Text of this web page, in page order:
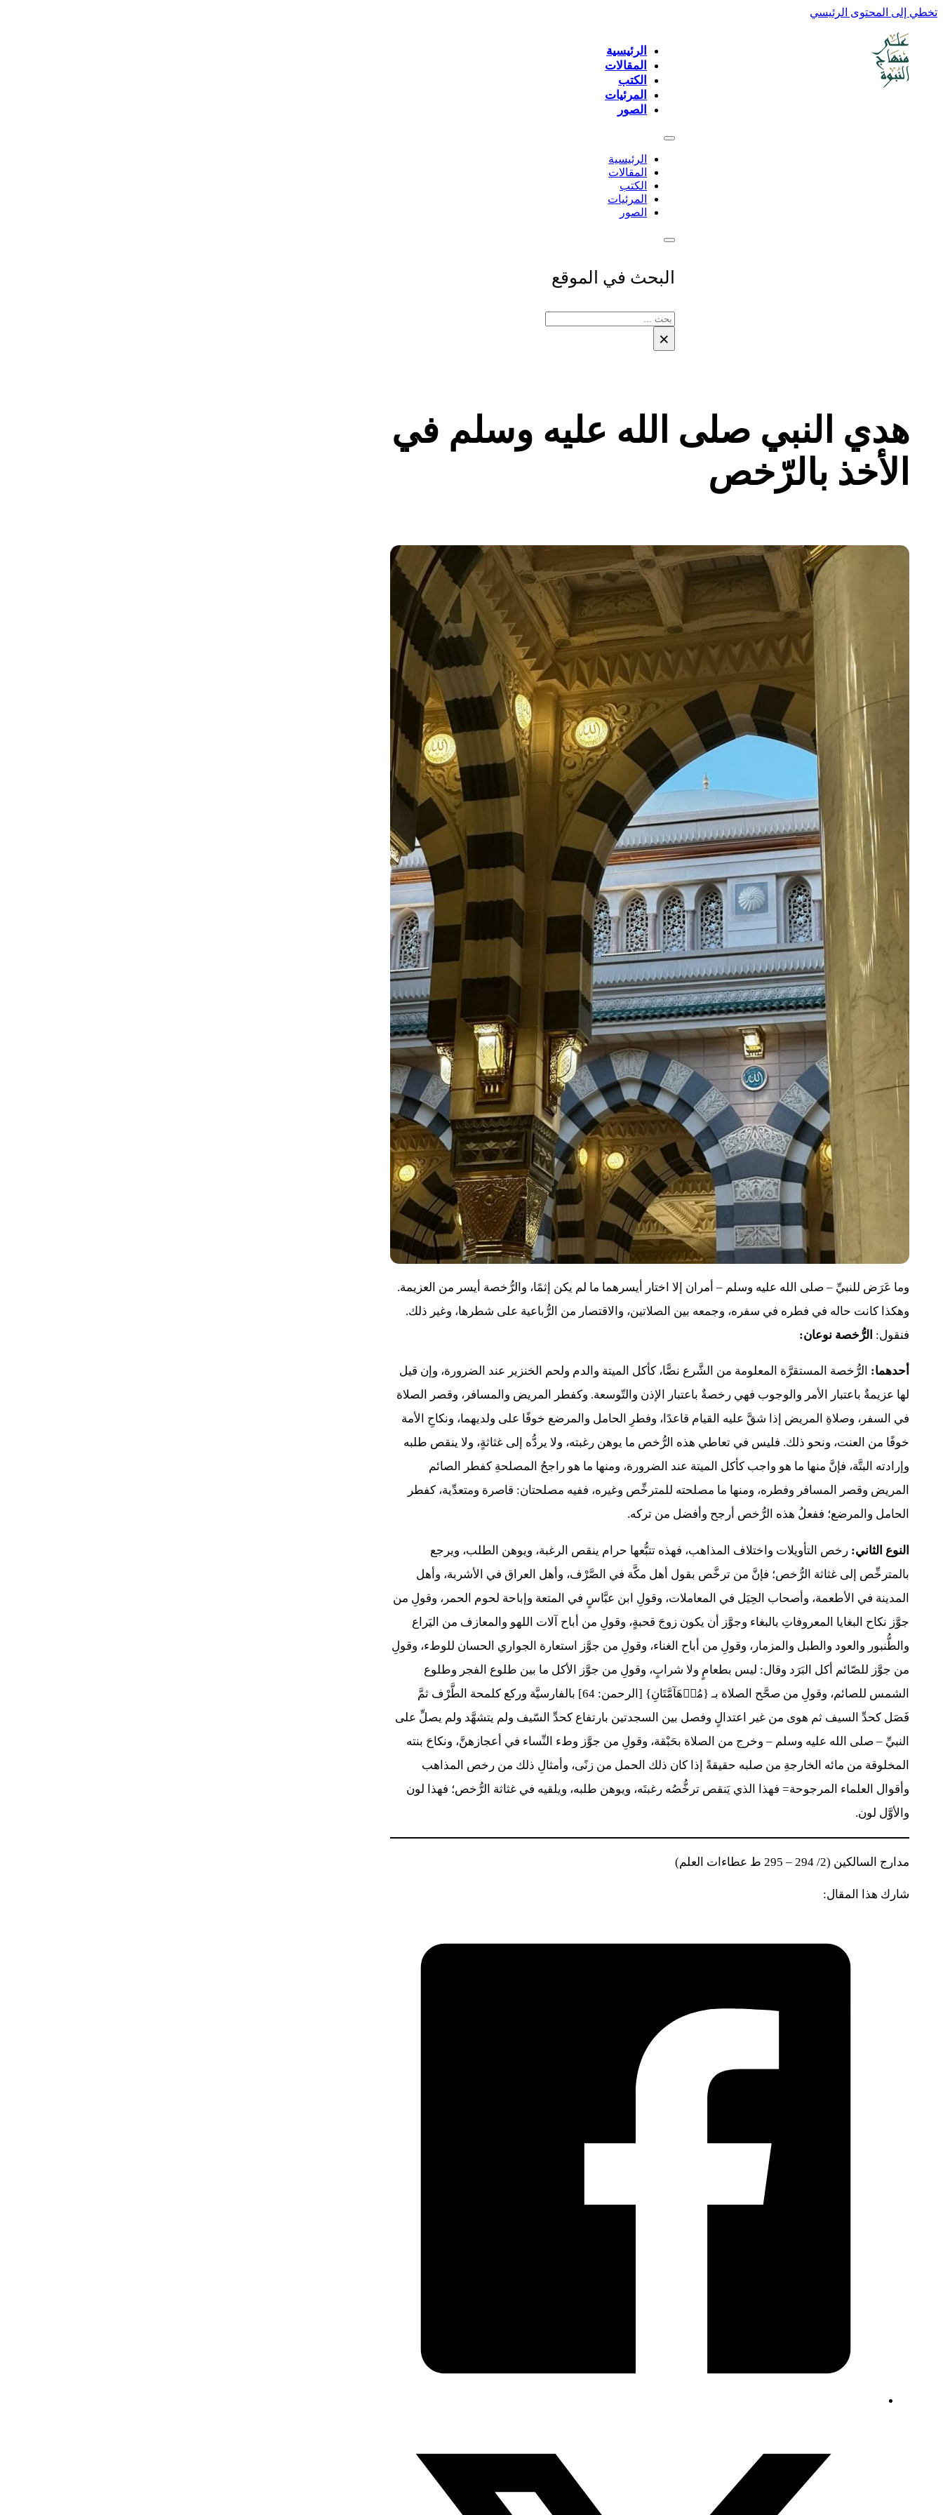
تخطي إلى المحتوى الرئيسي
الرئيسية
المقالات
الكتب
المرئيات
الصور
الرئيسية
المقالات
الكتب
المرئيات
الصور
البحث في الموقع
بحث
×
هدي النبي صلى الله عليه وسلم في
الأخذ بالرّخص
وما عَرَض للنبيِّ – صلى الله عليه وسلم – أمران إلا اختار أيسرهما ما لم يكن إثمًا، والرُّخصة أيسر من العزيمة.
وهكذا كانت حاله في فطره في سفره، وجمعه بين الصلاتين، والاقتصار من الرُّباعية على شطرها، وغير ذلك.
فنقول: الرُّخصة نوعان:
أحدهما: الرُّخصة المستقرَّة المعلومة من الشَّرع نصًّا، كأكل الميتة والدم ولحم الخنزير عند الضرورة، وإن قيل
لها عزيمةٌ باعتبار الأمر والوجوب فهي رخصةٌ باعتبار الإذن والتّوسعة. وكفطر المريض والمسافر، وقصر الصلاة
في السفر، وصلاةِ المريض إذا شقَّ عليه القيام قاعدًا، وفطرِ الحامل والمرضع خوفًا على ولديهما، ونكاحِ الأمة
خوفًا من العنت، ونحو ذلك. فليس في تعاطي هذه الرُّخص ما يوهن رغبته، ولا يردُّه إلى غثاثةٍ، ولا ينقص طلبه
وإرادته البتَّة، فإنَّ منها ما هو واجب كأكل الميتة عند الضرورة، ومنها ما هو راجحُ المصلحةِ كفطر الصائم
المريض وقصر المسافر وفطره، ومنها ما مصلحته للمترخِّص وغيره، ففيه مصلحتان: قاصرة ومتعدِّية، كفطر
الحامل والمرضع؛ ففعلُ هذه الرُّخص أرجح وأفضل من تركه.
النوع الثاني: رخص التأويلات واختلاف المذاهب، فهذه تتبُّعها حرام ينقص الرغبة، ويوهن الطلب، ويرجع
بالمترخِّص إلى غثاثة الرُّخص؛ فإنَّ من ترخَّص بقول أهل مكَّة في الصَّرْف، وأهل العراق في الأشربة، وأهل
المدينة في الأطعمة، وأصحاب الحِيَل في المعاملات، وقولِ ابن عبَّاسٍ في المتعة وإباحة لحوم الحمر، وقولِ من
جوَّز نكاح البغايا المعروفاتِ بالبغاء وجوَّز أن يكون زوجَ قحبةٍ، وقولِ من أباح آلات اللهو والمعازف من اليَراع
والطُّنبور والعود والطبل والمزمار، وقولِ من أباح الغناء، وقولِ من جوَّز استعارة الجواري الحسان للوطء، وقولِ
من جوَّز للصّائم أكل البَرَد وقال: ليس بطعامٍ ولا شرابٍ، وقولِ من جوَّز الأكل ما بين طلوع الفجر وطلوع
الشمس للصائم، وقولِ من صحَّح الصلاة بـ {مُدۡهَآمَّتَانِ} [الرحمن: 64] بالفارسيَّة وركع كلمحة الطَّرْف ثمَّ
فَصَل كحدِّ السيف ثم هوى من غير اعتدالٍ وفصل بين السجدتين بارتفاع كحدِّ السّيف ولم يتشهَّد ولم يصلِّ على
النبيِّ – صلى الله عليه وسلم – وخرج من الصلاة بحَبْقة، وقولِ من جوَّز وطء النِّساء في أعجازهنَّ، ونكاحَ بنته
المخلوقة من مائه الخارجةِ من صلبه حقيقةً إذا كان ذلك الحمل من زنًى، وأمثالِ ذلك من رخص المذاهب
وأقوال العلماء المرجوحة= فهذا الذي يَنقص ترخُّصُه رغبتَه، ويوهن طلبه، ويلقيه في غثاثة الرُّخص؛ فهذا لون
والأوَّل لون.
مدارج السالكين (2/ 294 – 295 ط عطاءات العلم)
شارك هذا المقال: